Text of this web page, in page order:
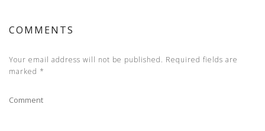
COMMENTS
Your email address will not be published. Required fields are
marked *